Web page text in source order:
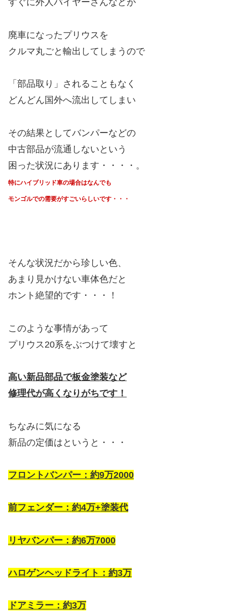
すぐに外人バイヤーさんなどが
廃車になったプリウスを
クルマ丸ごと輸出してしまうので
「部品取り」されることもなく
どんどん国外へ流出してしまい
その結果としてバンパーなどの
中古部品が流通しないという
困った状況にあります・・・・。
特にハイブリッド車の場合はなんでも
モンゴルでの需要がすごいらしいです・・・
そんな状況だから珍しい色、
あまり見かけない車体色だと
ホント絶望的です・・・！
このような事情があって
プリウス20系をぶつけて壊すと
高い新品部品で板金塗装など
修理代が高くなりがちです！
ちなみに気になる
新品の定価はというと・・・
フロントバンパー：約9万2000
前フェンダー：約4万+塗装代
リヤバンパー：約6万7000
ハロゲンヘッドライト：約3万
ドアミラー：約3万